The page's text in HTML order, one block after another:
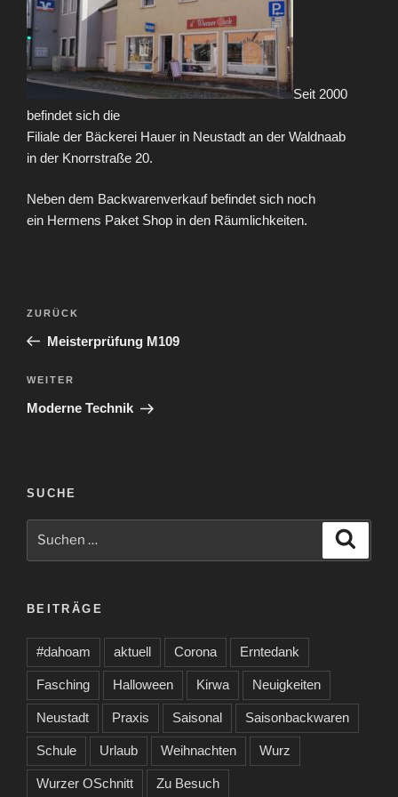
Seit 2000
befindet sich die
Filiale der Bäckerei Hauer in Neustadt an der Waldnaab
in der Knorrstraße 20.
Neben dem Backwarenverkauf befindet sich noch
ein Hermens Paket Shop in den Räumlichkeiten.
Beitragsnavigation
Vorheriger
Beitrag
ZURÜCK
Meisterprüfung M109
Nächster
Beitrag
WEITER
Moderne Technik
SUCHE
BEITRÄGE
#dahoam aktuell Corona Erntedank
Fasching Halloween Kirwa Neuigkeiten
Neustadt Praxis Saisonal Saisonbackwaren
Schule Urlaub Weihnachten Wurz
Wurzer OSchnitt Zu Besuch